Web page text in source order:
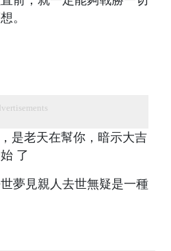
。
夢見親人去世無疑是一種